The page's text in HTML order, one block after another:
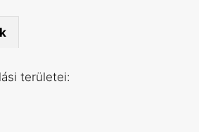
területei: